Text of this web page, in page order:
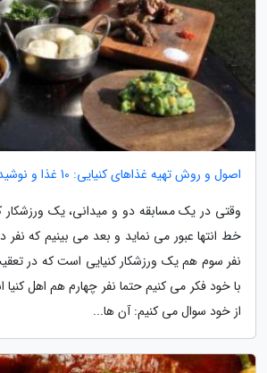
اصول و روش تهیه غذاهای کنیایی: 10 غذا و نوشیدنی اصلی
وقتی در یک مسابقه دو و میدانی، یک ورزشکار
خط انتها عبور می نماید و بعد می بینیم که
نفر سوم هم یک ورزشکار کنیایی است که در
با خود فکر می کنیم حتما نفر چهارم هم اهل
از خود سوال می کنیم: آن ها...